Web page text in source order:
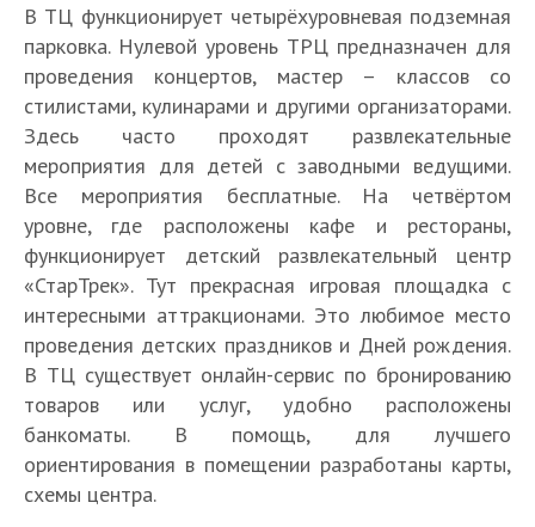
В ТЦ функционирует четырёхуровневая подземная
парковка. Нулевой уровень ТРЦ предназначен для
проведения концертов, мастер – классов со
стилистами, кулинарами и другими организаторами.
Здесь часто проходят развлекательные
мероприятия для детей с заводными ведущими.
Все мероприятия бесплатные. На четвёртом
уровне, где расположены кафе и рестораны,
функционирует детский развлекательный центр
«СтарТрек». Тут прекрасная игровая площадка с
интересными аттракционами. Это любимое место
проведения детских праздников и Дней рождения.
В ТЦ существует онлайн-сервис по бронированию
товаров или услуг, удобно расположены
банкоматы. В помощь, для лучшего
ориентирования в помещении разработаны карты,
схемы центра.